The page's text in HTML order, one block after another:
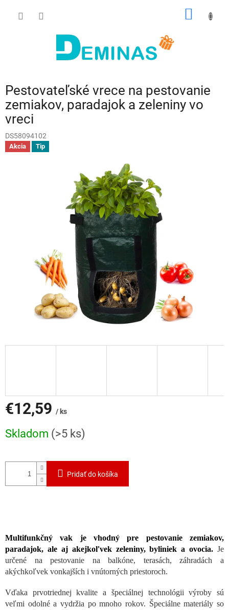
Pestovateľské vrece na pestovanie
zemiakov, paradajok a zeleniny vo
vreci
DS58094102
Akcia Tip
€12,59 / ks
cena:
Skladom (>5 ks)
Pridať do košíka
Multifunkčný vak je vhodný pre pestovanie zemiakov,
paradajok, ale aj akejkoľvek zeleniny, byliniek a ovocia. Je
určené na pestovanie na balkóne, terasách, záhradách a
akýchkoľvek vonkajších i vnútorných priestoroch.
Vďaka prvotriednej kvalite a špeciálnej technológii výroby sú
veľmi odolné a vydržia po mnoho rokov. Špeciálne materiály so